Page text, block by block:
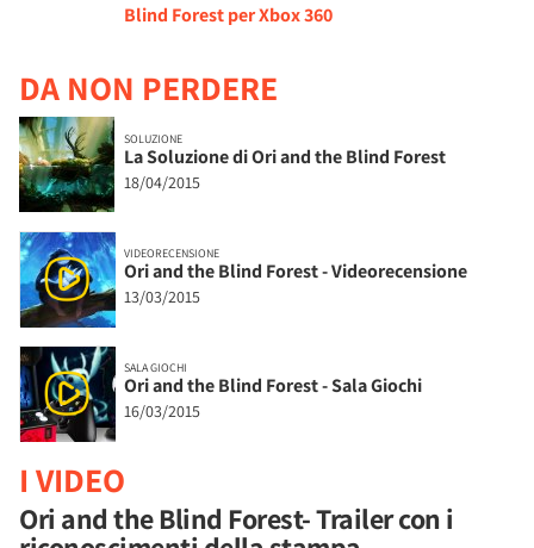
Blind Forest per Xbox 360
DA NON PERDERE
SOLUZIONE
La Soluzione di Ori and the Blind Forest
18/04/2015
VIDEORECENSIONE
Ori and the Blind Forest - Videorecensione
13/03/2015
SALA GIOCHI
Ori and the Blind Forest - Sala Giochi
16/03/2015
I VIDEO
Ori and the Blind Forest- Trailer con i